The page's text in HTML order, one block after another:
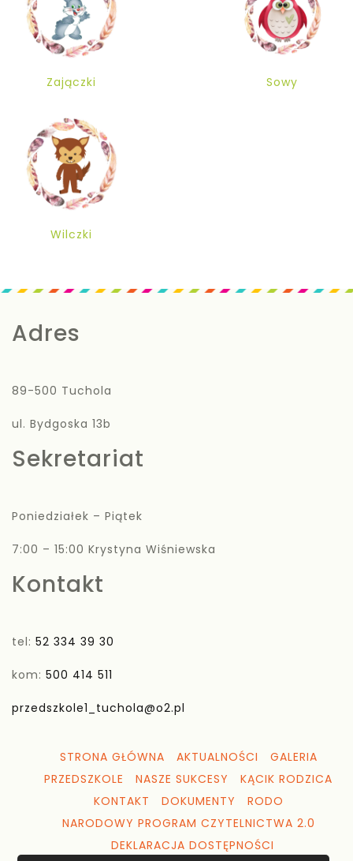
Zajączki Sowy
Wilczki
Adres
89-500 Tuchola
ul. Bydgoska 13b
Sekretariat
Poniedziałek – Piątek
7:00 – 15:00 Krystyna Wiśniewska
Kontakt
tel: 52 334 39 30
kom: 500 414 511
przedszkole1_tuchola@o2.pl
STRONA GŁÓWNA AKTUALNOŚCI
GALERIA
PRZEDSZKOLE
NASZE SUKCESY
KĄCIK RODZICA
KONTAKT
DOKUMENTY
RODO
NARODOWY PROGRAM CZYTELNICTWA 2.0
DEKLARACJA DOSTĘPNOŚCI